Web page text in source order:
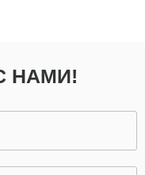
НАМИ!